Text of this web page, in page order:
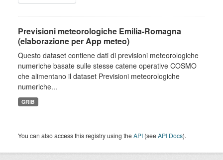
Previsioni meteorologiche Emilia-Romagna
(elaborazione per App meteo)
Questo dataset contiene dati di previsioni meteorologiche
numeriche basate sulle stesse catene operative COSMO
che alimentano il dataset Previsioni meteorologiche
numeriche...
GRIB
You can also access this registry using theAPI (seeAPI Docs).